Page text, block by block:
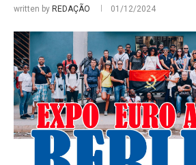
written by REDAÇÃO 01/12/2024